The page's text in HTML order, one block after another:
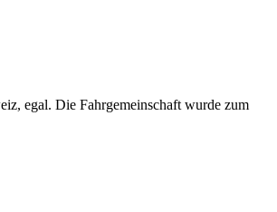
egal. Die Fahrgemeinschaft wurde zum